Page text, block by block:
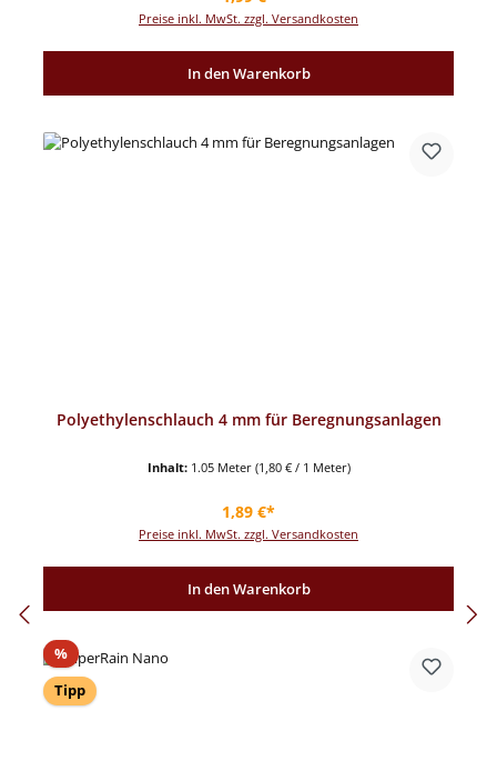
Preise inkl. MwSt. zzgl. Versandkosten
In den Warenkorb
Polyethylenschlauch 4 mm für Beregnungsanlagen
Inhalt: 1.05 Meter (1,80 € / 1 Meter)
Regulärer Preis:
1,89 €*
Preise inkl. MwSt. zzgl. Versandkosten
In den Warenkorb
%Rabatt
Tipp